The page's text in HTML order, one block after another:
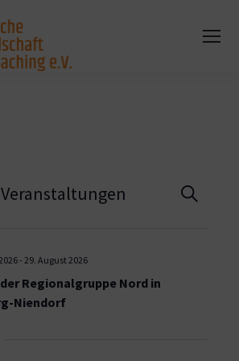
Suche
- 29. August 2026
Regionalgruppe Nord in
Niendorf